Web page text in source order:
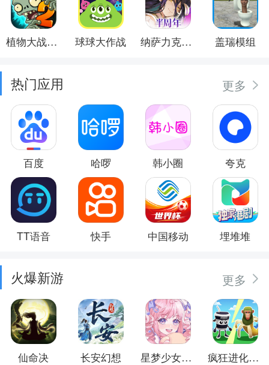
植物大战僵尸2 球球大作战 纳萨力克之王 盖瑞模组
热门应用 更多
百度 哈啰 韩小圈 夸克
TT语音 快手 中国移动 埋堆堆
火爆新游 更多
仙命决 长安幻想 星梦少女换装 疯狂进化防卫战